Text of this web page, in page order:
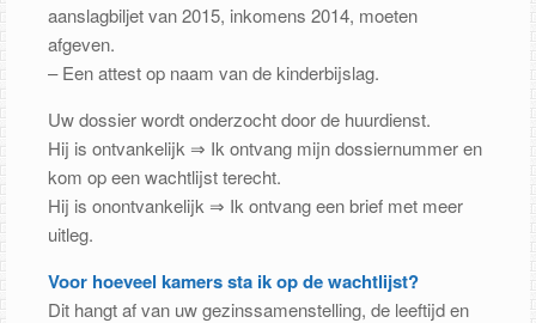
aanslagbiljet van 2015, inkomens 2014, moeten
afgeven.
– Een attest op naam van de kinderbijslag.
Uw dossier wordt onderzocht door de huurdienst.
Hij is ontvankelijk ⇒ Ik ontvang mijn dossiernummer en
kom op een wachtlijst terecht.
Hij is onontvankelijk ⇒ Ik ontvang een brief met meer
uitleg.
Voor hoeveel kamers sta ik op de wachtlijst?
Dit hangt af van uw gezinssamenstelling, de leeftijd en